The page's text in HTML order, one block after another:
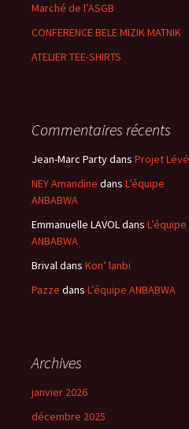
Marché de l’ASGB
CONFERENCE BELE MIZIK MATNIK
ATELIER TEE-SHIRTS
Commentaires récents
Jean-Marc Partydans Projet Lévé
NEY Amandine dans L’équipe
ANBABWA
Emmanuelle LAVOLdans L’équipe
ANBABWA
Brivaldans Kon’ lanbi
Pazze dans L’équipe ANBABWA
Archives
janvier 2026
décembre 2025